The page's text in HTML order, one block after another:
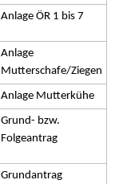
Anlage ÖR 1 bis 7
Anlage
Mutterschafe/Ziegen
Anlage Mutterkühe
Grund- bzw.
Folgeantrag
Grundantrag